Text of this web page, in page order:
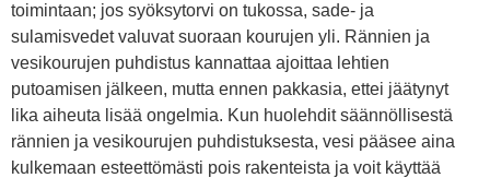
toimintaan; jos syöksytorvi on tukossa, sade- ja
sulamisvedet valuvat suoraan kourujen yli. Rännien ja
vesikourujen puhdistus kannattaa ajoittaa lehtien
putoamisen jälkeen, mutta ennen pakkasia, ettei jäätynyt
lika aiheuta lisää ongelmia. Kun huolehdit säännöllisestä
rännien ja vesikourujen puhdistuksesta, vesi pääsee aina
kulkemaan esteettömästi pois rakenteista ja voit käyttää